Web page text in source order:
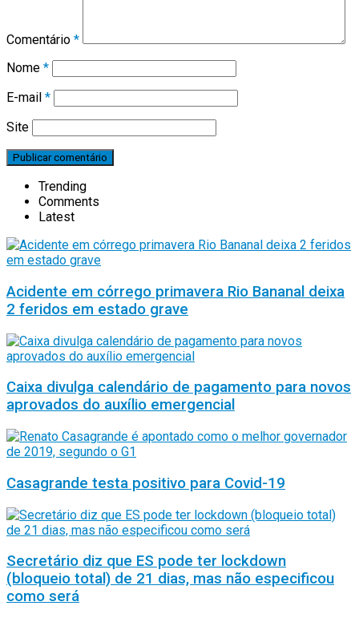
Comentário *
Nome *
E-mail *
Site
Trending
Comments
Latest
Acidente em córrego primavera Rio Bananal deixa
2 feridos em estado grave
Caixa divulga calendário de pagamento para novos
aprovados do auxílio emergencial
Casagrande testa positivo para Covid-19
Secretário diz que ES pode ter lockdown
(bloqueio total) de 21 dias, mas não especificou
como será